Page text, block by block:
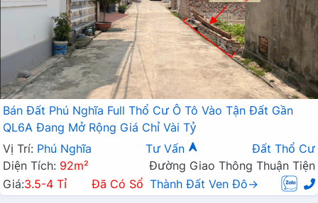
Bán Đất Phú Nghĩa Full Thổ Cư Ô Tô Vào Tận Đất Gần
QL6A Đang Mở Rộng Giá Chỉ Vài Tỷ
Vị Trí: Phú Nghĩa Tư Vấn
Đất Thổ Cư
Diện Tích: 92m²
Đường Giao Thông Thuận Tiện
Giá:3.5-4 Tỉ Đã Có Sổ Thành Đất Ven Đô→